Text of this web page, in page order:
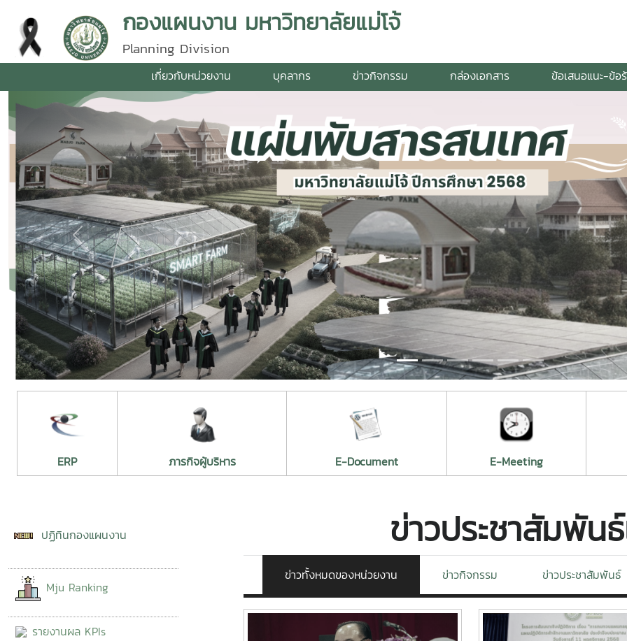
กองแผนงาน มหาวิทยาลัยแม่โจ้
Planning Division
เกี่ยวกับหน่วยงาน บุคลากร ข่าวกิจกรรม กล่องเอกสาร ข้อเสนอแนะ-ข้อ
Previous
ERP ภารกิจผู้บริหาร E-Document E-Meeting
ปฏิทินกองแผนงาน
Mju Ranking
รายงานผล KPIs
ข่าวประชาสัมพัน
ข่าวทั้งหมดของหน่วยงาน ข่าวกิจกรรม ข่าวประชาสัมพันธ์